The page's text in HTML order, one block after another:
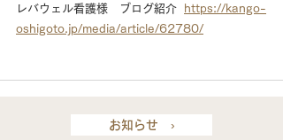
レバウェル看護様　ブログ紹介
https://kango-
oshigoto.jp/media/article/62780/
お知らせ ›